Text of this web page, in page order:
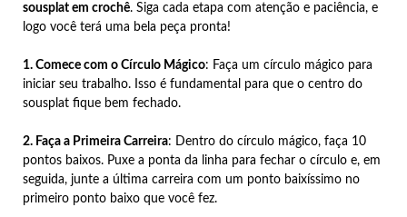
sousplat em crochê. Siga cada etapa com atenção e paciência, e
logo você terá uma bela peça pronta!
1. Comece com o Círculo Mágico: Faça um círculo mágico para
iniciar seu trabalho. Isso é fundamental para que o centro do
sousplat fique bem fechado.
2. Faça a Primeira Carreira: Dentro do círculo mágico, faça 10
pontos baixos. Puxe a ponta da linha para fechar o círculo e, em
seguida, junte a última carreira com um ponto baixíssimo no
primeiro ponto baixo que você fez.